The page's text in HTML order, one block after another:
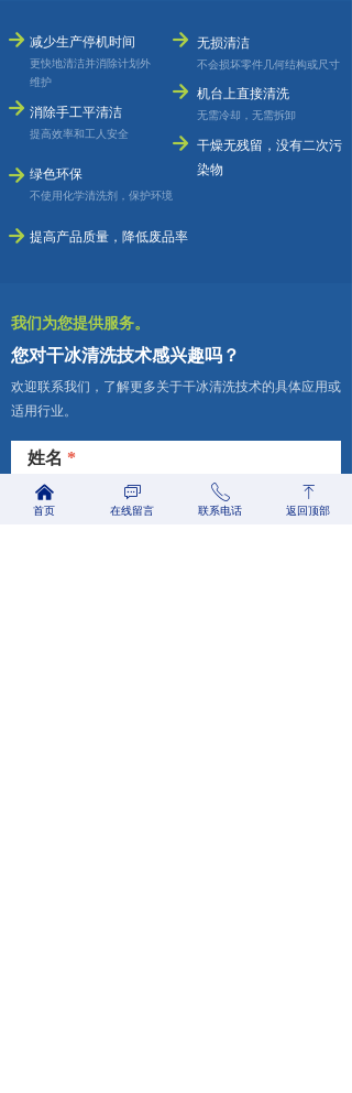
无损清洁
不会损坏零件几何结构或尺寸
机台上直接清洗
无需冷却，无需拆卸
绿色环保
不使用化学清洗剂，保护环境
提高产品质量，降低废品率
减少生产停机时间
更快地清洁并消除计划外
维护
消除手工平清洁
提高效率和工人安全
干燥无残留，没有二次污
染物
녒
녒
녒
녒
녒
녒
녒
姓名 *
我们为您提供服务。
您对干冰清洗技术感兴趣吗？
欢迎联系我们，了解更多关于干冰清洗技术的具体应用或
适用行业。
낀
首页
ꀃ
在线留言
ꂅ
联系电话
ꁸ
返回顶部